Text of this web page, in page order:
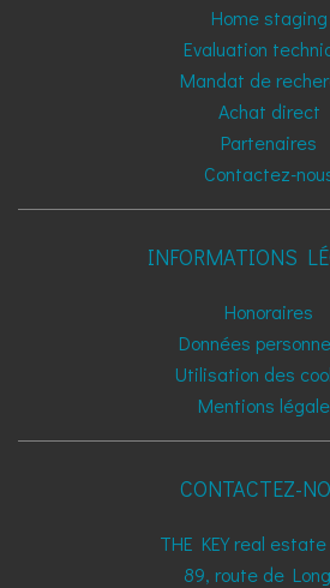
Home staging
Evaluation
Mandat de
Achat direct
Partenaires
Contactez-
INFORMATIONS
Honoraires
Données
Utilisation des
Mentions
CONTACTEZ-
THE KEY real estate
89, route de